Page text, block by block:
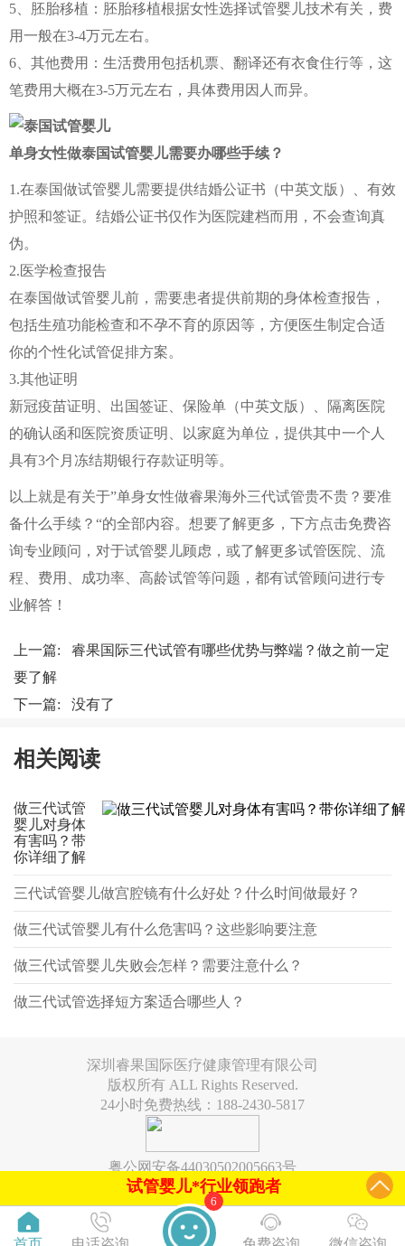
5、胚胎移植：胚胎移植根据女性选择试管婴儿技术有关，费
用一般在3-4万元左右。
6、其他费用：生活费用包括机票、翻译还有衣食住行等，这
笔费用大概在3-5万元左右，具体费用因人而异。
单身女性做泰国试管婴儿需要办哪些手续？
1.在泰国做试管婴儿需要提供结婚公证书（中英文版）、有效
护照和签证。结婚公证书仅作为医院建档而用，不会查询真
伪。
2.医学检查报告
在泰国做试管婴儿前，需要患者提供前期的身体检查报告，
包括生殖功能检查和不孕不育的原因等，方便医生制定合适
你的个性化试管促排方案。
3.其他证明
新冠疫苗证明、出国签证、保险单（中英文版）、隔离医院
的确认函和医院资质证明、以家庭为单位，提供其中一个人
具有3个月冻结期银行存款证明等。
以上就是有关于”单身女性做睿果海外三代试管贵不贵？要准
备什么手续？“的全部内容。想要了解更多，下方点击免费咨
询专业顾问，对于试管婴儿顾虑，或了解更多试管医院、流
程、费用、成功率、高龄试管等问题，都有试管顾问进行专
业解答！
上一篇: 睿果国际三代试管有哪些优势与弊端？做之前一定
要了解
下一篇: 没有了
相关阅读
做三代试管
婴儿对身体
有害吗？带
你详细了解
三代试管婴儿做宫腔镜有什么好处？什么时间做最好？
做三代试管婴儿有什么危害吗？这些影响要注意
做三代试管婴儿失败会怎样？需要注意什么？
做三代试管选择短方案适合哪些人？
深圳睿果国际医疗健康管理有限公司
版权所有 ALL Rights Reserved.
24小时免费热线：188-2430-5817
粤公网安备44030502005663号
试管婴儿*行业领跑者
6